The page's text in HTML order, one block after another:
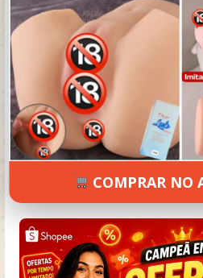
AQUELA
3.8/5 (23
COMPRAR NO